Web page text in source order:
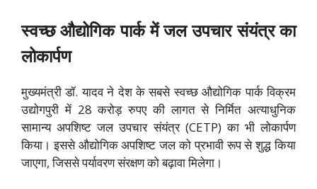
स्वच्छ औद्योगिक पार्क में जल उपचार संयंत्र का
लोकार्पण
मुख्यमंत्री डॉ. यादव ने देश के सबसे स्वच्छ औद्योगिक पार्क विक्रम
उद्योगपुरी में 28 करोड़ रुपए की लागत से निर्मित अत्याधुनिक
सामान्य अपशिष्ट जल उपचार संयंत्र (CETP) का भी लोकार्पण
किया। इससे औद्योगिक अपशिष्ट जल को प्रभावी रूप से शुद्ध किया
जाएगा, जिससे पर्यावरण संरक्षण को बढ़ावा मिलेगा।